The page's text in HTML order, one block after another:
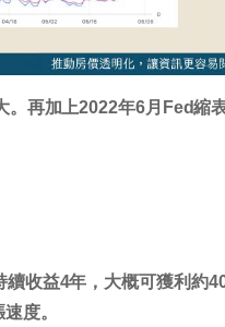
。再加上2022年6月Fed縮
收益4年，大概可獲利約
度。